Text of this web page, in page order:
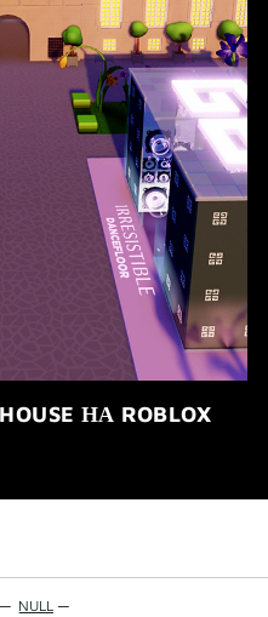
НА ROBLOX
— NULL —